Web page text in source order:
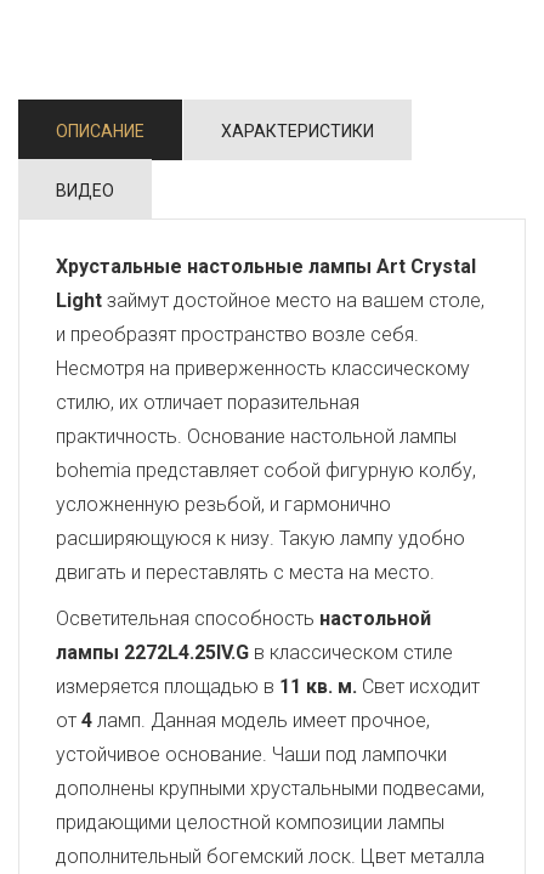
ОПИСАНИЕ ХАРАКТЕРИСТИКИ
ВИДЕО
Хрустальные настольные лампы Art Crystal
Light займут достойное место на вашем столе,
и преобразят пространство возле себя.
Несмотря на приверженность классическому
стилю, их отличает поразительная
практичность. Основание настольной лампы
bohemia представляет собой фигурную колбу,
усложненную резьбой, и гармонично
расширяющуюся к низу. Такую лампу удобно
двигать и переставлять с места на место.
Осветительная способность настольной
лампы 2272L4.25IV.G в классическом стиле
измеряется площадью в 11 кв. м. Свет исходит
от 4 ламп. Данная модель имеет прочное,
устойчивое основание. Чаши под лампочки
дополнены крупными хрустальными подвесами,
придающими целостной композиции лампы
дополнительный богемский лоск. Цвет металла